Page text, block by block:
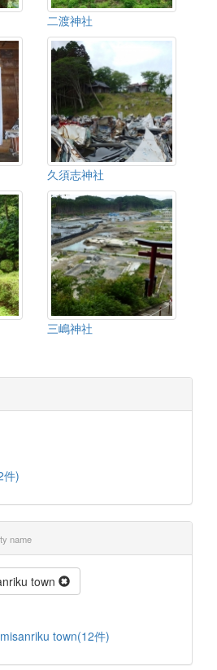
二渡神社
久須志神社
三嶋神社
件)
name
town
town(12件)